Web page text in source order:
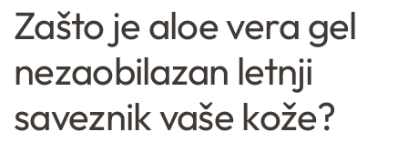
Zašto je aloe vera gel
nezaobilazan letnji
saveznik vaše kože?